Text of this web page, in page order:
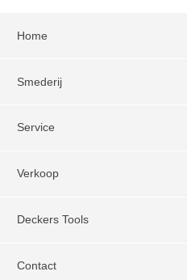
Home
Smederij
Service
Verkoop
Deckers Tools
Contact